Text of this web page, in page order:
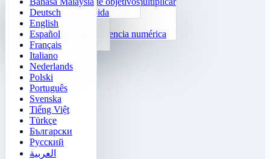
24 Cálculo rápido
Funciones
Completa la secuencia numérica
2048
Tetris
Buscaminas
Gomoku
Desafío Sokoban
Distinción rápida
Deutsch
English
Español
Français
Italiano
Nederlands
Polski
Português
Svenska
Tiếng Việt
Türkçe
Български
Русский
العربية